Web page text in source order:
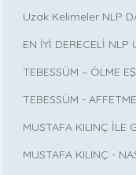
Uzak Kelimeler NLP
EN İYİ DERECELİ NLP
TEBESSÜM – ÖLME
TEBESSÜM -
MUSTAFA KILINÇ İLE
MUSTAFA KILINÇ -